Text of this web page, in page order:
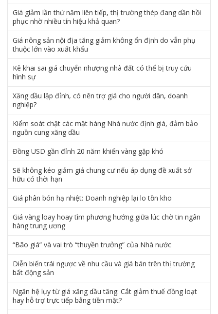
Giá giảm lần thứ năm liên tiếp, thị trường thép đang dần hồi
phục nhờ nhiều tín hiệu khả quan?
Giá nông sản nội địa tăng giảm không ổn định do vẫn phụ
thuộc lớn vào xuất khẩu
Kê khai sai giá chuyển nhượng nhà đất có thể bị truy cứu
hình sự
Xăng dầu lập đỉnh, có nên trợ giá cho người dân, doanh
nghiệp?
Kiểm soát chặt các mặt hàng Nhà nước định giá, đảm bảo
nguồn cung xăng dầu
Đồng USD gần đỉnh 20 năm khiến vàng gặp khó
Sẽ không kéo giảm giá chung cư nếu áp dụng đề xuất sở
hữu có thời hạn
Giá phân bón hạ nhiệt: Doanh nghiệp lại lo tồn kho
Giá vàng loay hoay tìm phương hướng giữa lúc chờ tin ngân
hàng trung ương
“Bão giá” và vai trò “thuyền trưởng” của Nhà nước
Diễn biến trái ngược về nhu cầu và giá bán trên thị trường
bất động sản
Ngăn hệ lụy từ giá xăng dầu tăng: Cắt giảm thuế đồng loạt
hay hỗ trợ trực tiếp bằng tiền mặt?